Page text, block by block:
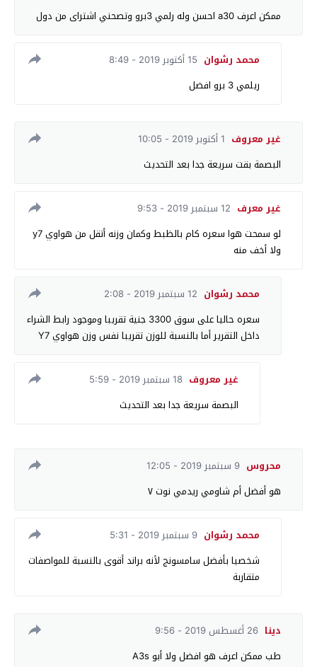
ممكن اعرف a30 احسن وله رلمي 3برو وتصحني اشتراى من دول
محمد رشوان 15 أكتوبر 2019 - 8:49
ريلمي 3 برو افضل
غير معروف 1 أكتوبر 2019 - 10:05
البصمة بقت سريعة جدا بعد التحديث
غير معرف 12 سبتمبر 2019 - 9:53
لو سمحت هوا سعره كام بالظبط وكمان وزنه أتقل من هواوي y7
ولا أخف منه
محمد رشوان 12 سبتمبر 2019 - 2:08
سعره حاليا على سوق 3300 جنية تقريبا وموجود رابط الشراء
داخل التقرير أما بالنسبة للوزن تقريبا نفس وزن هواوي Y7
غير معروف 18 سبتمبر 2019 - 5:59
البصمة سريعة جدا بعد التحديث
محروس 9 سبتمبر 2019 - 12:05
هو أفضل أم شاومي ريدمي نوت ٧
محمد رشوان 9 سبتمبر 2019 - 5:31
شخصيا بأفضل سامسونج لأنه براند أقوى بالنسبة للمواصفات
متقاربة
دينا 26 أغسطس 2019 - 9:56
طب ممكن اعرف هو افضل ولا أبو A3s